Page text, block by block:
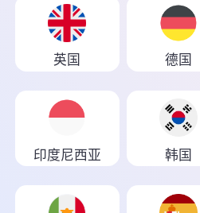
英国 德国
印度尼西亚 韩国